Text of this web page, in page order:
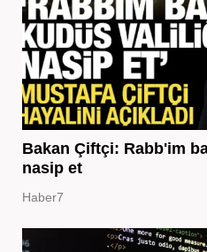
Bakan Çiftçi: Rabb'im
nasip et
Haber7